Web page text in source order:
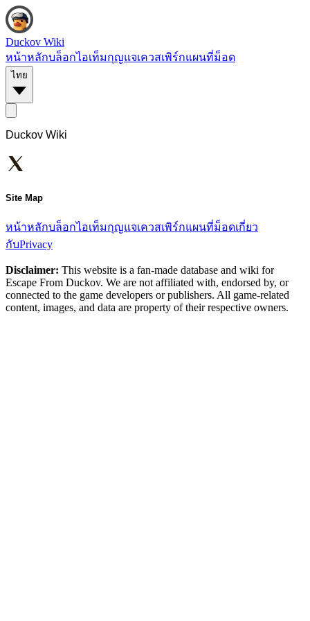
Duckov Wiki
หน้าหลักบล็อกไอเท็มกุญแจเควสเพิร์กแผนที่ม็อด
ไทย
Duckov Wiki
Site Map
หน้าหลักบล็อกไอเท็มกุญแจเควสเพิร์กแผนที่ม็อดเกี่ยว
กับPrivacy
Disclaimer: This website is a fan-made database and wiki for
Escape From Duckov. We are not affiliated with, endorsed by, or
connected to the game developers or publishers. All game-related
content, images, and data are property of their respective owners.